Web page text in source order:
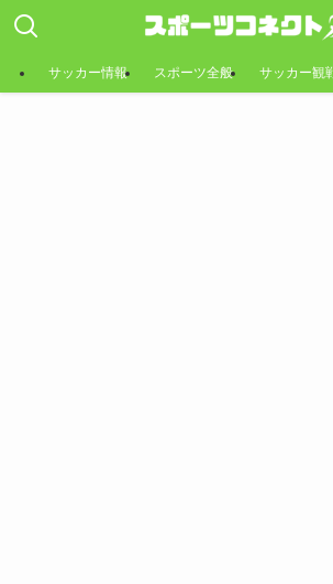
サッカー情報 スポーツ全般 サッカー観